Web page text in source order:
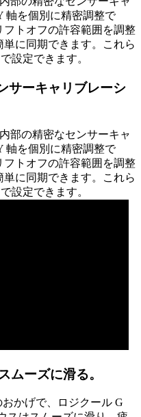
軸を個別に精密調整で
トオフの許容範囲を調整
に同期できます。これら
設定できます。
サーキャリブレーシ
部の精密なセンサーキャ
軸を個別に精密調整で
トオフの許容範囲を調整
に同期できます。これら
設定できます。
ムーズに滑る。
かげで、ロジクール G